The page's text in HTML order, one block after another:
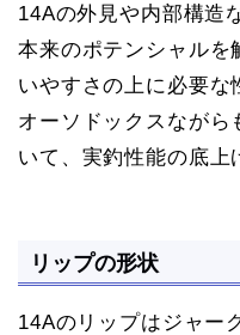
14Aの外見や内部構造
本来のポテンシャルを
いやすさの上に必要な
オーソドックスながら
いて、実釣性能の底上
リップの形状
14Aのリップはジャー